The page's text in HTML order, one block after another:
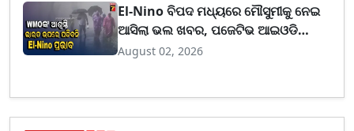
El-Nino ବିପଦ ମଧ୍ୟରେ ମୌସୁମୀକୁ ନେଇ
ଆସିଲା ଭଲ ଖବର, ପଜେଟିଭ ଆଇଓଡି
ଅନୁମାନ କରିଛନ୍ତି WMO
August 02, 2026